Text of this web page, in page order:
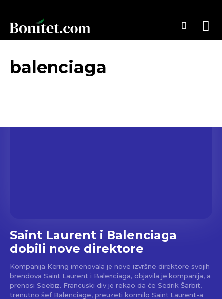
balenciaga
Saint Laurent i Balenciaga
dobili nove direktore
Kompanija Kering imenovala je nove izvršne direktore svojih
brendova Saint Laurent i Balenciaga, objavila je kompanija, a
prenosi Seebiz. Francuski div je rekao da će Sedrik Šarbit,
trenutno šef Balenciage, preuzeti kormilo Saint Laurent-a